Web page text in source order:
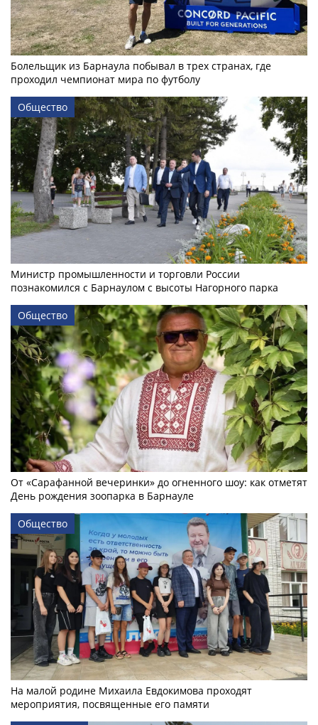
Болельщик из Барнаула побывал в трех странах, где
проходил чемпионат мира по футболу
Общество
Министр промышленности и торговли России
познакомился с Барнаулом с высоты Нагорного парка
Общество
От «Сарафанной вечеринки» до огненного шоу: как отметят
День рождения зоопарка в Барнауле
Общество
На малой родине Михаила Евдокимова проходят
мероприятия, посвященные его памяти